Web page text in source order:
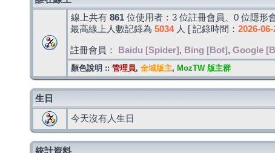
線上共有 861 位使用者：3 位註冊會員、0 位隱形
最高線上人數記錄為 5034人 [ 記錄時間： 2026-
註冊會員： Baidu [Spider] , Bing [Bot] , Google
顏色說明 :: 管理員, 全域版主, MozTW 版主群
生日
今天沒有人生日